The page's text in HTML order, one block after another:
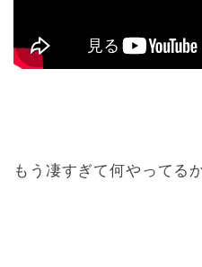
もう凄すぎて何やってる